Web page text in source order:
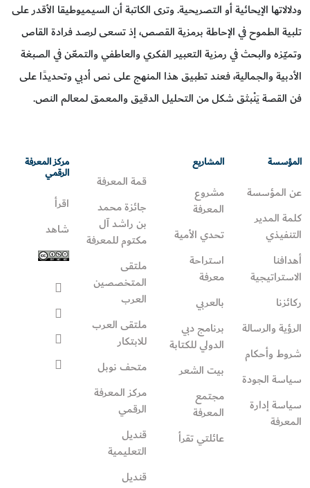
ودلالاتها الإيحائية أو التصريحية. وترى الكاتبة أن السيميوطيقا الأقدر على
تلبية الطموح في الإحاطة برمزية القصص، إذ تسعى لرصد فرادة القاص
وتميّزه والبحث في رمزية التعبير الفكري والعاطفي والتمعّن في الصبغة
الأدبية والجمالية، فعند تطبيق هذا المنهج على نص أدبي وتحديدًا على
فن القصة يَنْبثق شكل من التحليل الدقيق والمعمق لمعالم النص.
المؤسسة
عن المؤسسة
كلمة المدير
التنفيذي
أهدافنا
الاستراتيجية
ركائزنا
الرؤية والرسالة
شروط وأحكام
سياسة الجودة
سياسة إدارة
المعرفة
المشاريع
مشروع
المعرفة
تحدي الأمية
استراحة
معرفة
بالعربي
برنامج دبي
الدولي للكتابة
بيت الشعر
مجتمع
المعرفة
عائلتي تقرأ‎
قمة المعرفة
جائزة محمد
بن راشد آل
مكتوم للمعرفة
ملتقى
المتخصصين
العرب
ملتقى العرب
للابتكار
متحف نوبل
مركز المعرفة
الرقمي
قنديل
التعليمية
قنديل
مركز المعرفة
الرقمي
اقرأ
شاهد